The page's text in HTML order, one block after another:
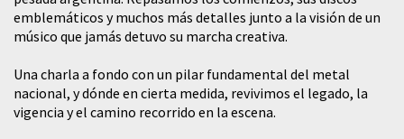
emblemáticos y muchos más detalles junto a la visión de un
músico que jamás detuvo su marcha creativa.
​Una charla a fondo con un pilar fundamental del metal
nacional, y dónde en cierta medida, revivimos el legado, la
vigencia y el camino recorrido en la escena.